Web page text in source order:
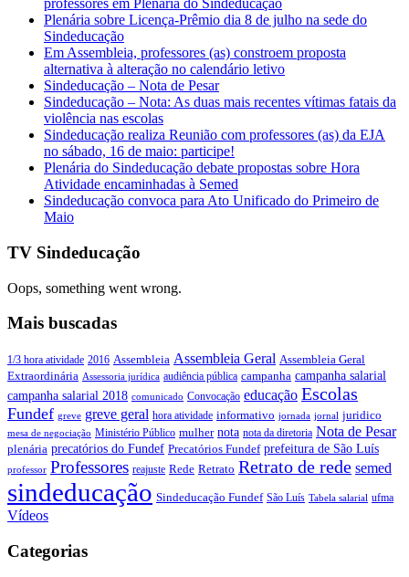
professores em Plenária do Sindeducação
Plenária sobre Licença-Prêmio dia 8 de julho na sede do
Sindeducação
Em Assembleia, professores (as) constroem proposta
alternativa à alteração no calendário letivo
Sindeducação – Nota de Pesar
Sindeducação – Nota: As duas mais recentes vítimas fatais da
violência nas escolas
Sindeducação realiza Reunião com professores (as) da EJA
no sábado, 16 de maio: participe!
Plenária do Sindeducação debate propostas sobre Hora
Atividade encaminhadas à Semed
Sindeducação convoca para Ato Unificado do Primeiro de
Maio
TV Sindeducação
Oops, something went wrong.
Mais buscadas
1/3 hora atividade 2016 Assembleia Assembleia Geral Assembleia Geral
Extraordinária Assessoria jurídica audiência pública campanha campanha salarial
campanha salarial 2018 comunicado Convocação educação Escolas
Fundef greve greve geral hora atividade informativo jornada jornal juridico
mesa de negociação Ministério Público mulher nota nota da diretoria Nota de Pesar
plenária precatórios do Fundef Precatórios Fundef prefeitura de São Luís
professor Professores reajuste Rede Retrato Retrato de rede semed
sindeducação Sindeducação Fundef São Luís Tabela salarial ufma
Vídeos
Categorias